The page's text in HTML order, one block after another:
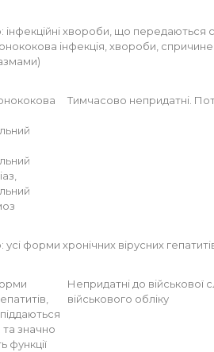
інфекційні хвороби, що
інфекція, хвороби,
Тимчасово непридатні.
форми хронічних вірусних
та значно
функції
Непридатні до
військового обліку